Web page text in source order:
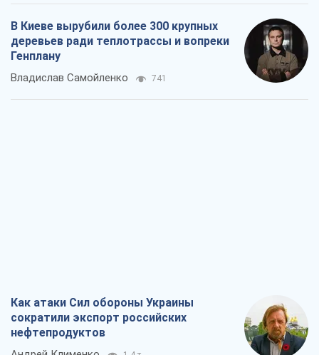
В Киеве вырубили более 300 крупных
деревьев ради теплотрассы и вопреки
Генплану
Владислав Самойленко 741
Как атаки Сил обороны Украины
сократили экспорт российских
нефтепродуктов